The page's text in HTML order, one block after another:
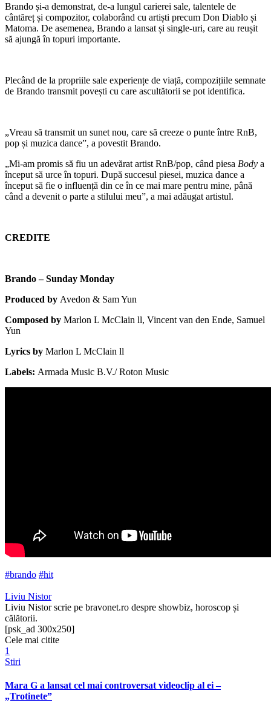
Brando și-a demonstrat, de-a lungul carierei sale, talentele de
cântăreț și compozitor, colaborând cu artiști precum Don Diablo și
Matoma. De asemenea, Brando a lansat și single-uri, care au reușit
să ajungă în topuri importante.
Plecând de la propriile sale experiențe de viață, compozițiile semnate
de Brando transmit povești cu care ascultătorii se pot identifica.
„Vreau să transmit un sunet nou, care să creeze o punte între RnB,
pop și muzica dance”, a povestit Brando.
„Mi-am promis să fiu un adevărat artist RnB/pop, când piesa Body a
început să urce în topuri. După succesul piesei, muzica dance a
început să fie o influență din ce în ce mai mare pentru mine, până
când a devenit o parte a stilului meu”, a mai adăugat artistul.
CREDITE
Brando – Sunday Monday
Produced by Avedon & Sam Yun
Composed by Marlon L McClain ll, Vincent van den Ende, Samuel
Yun
Lyrics by Marlon L McClain ll
Labels: Armada Music B.V./ Roton Music
#brando #hit
Liviu Nistor
Liviu Nistor scrie pe bravonet.ro despre showbiz, horoscop și
călătorii.
[psk_ad 300x250]
Cele mai citite
1
Stiri
Mara G a lansat cel mai controversat videoclip al ei –
„Trotinete”